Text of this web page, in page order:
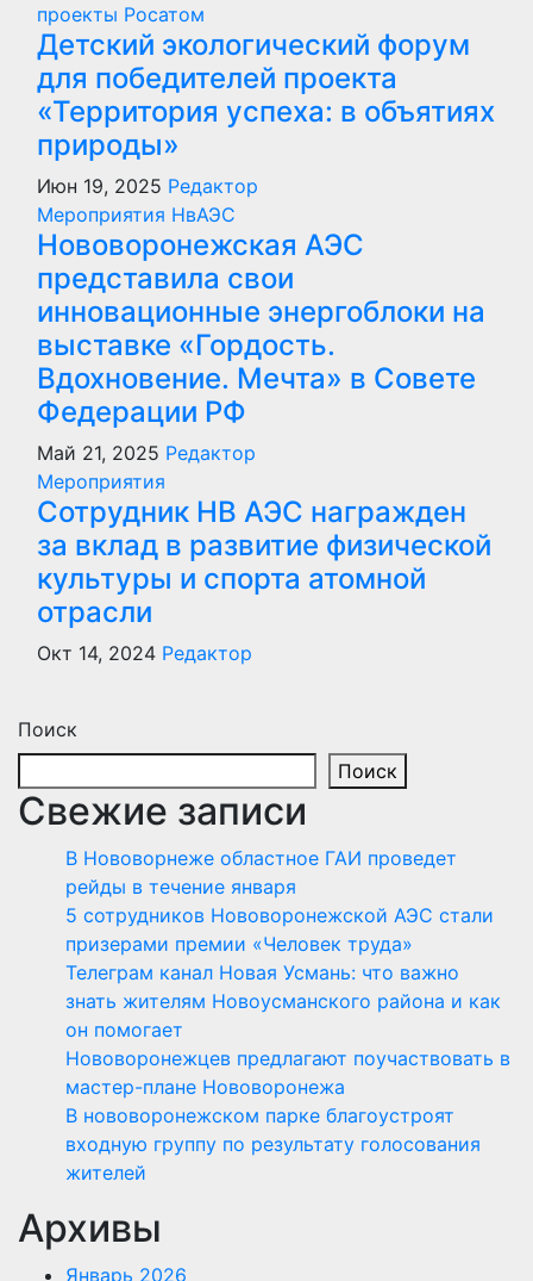
проекты Росатом
Детский экологический форум
для победителей проекта
«Территория успеха: в объятиях
природы»
Июн 19, 2025 Редактор
Мероприятия НвАЭС
Нововоронежская АЭС
представила свои
инновационные энергоблоки на
выставке «Гордость.
Вдохновение. Мечта» в Совете
Федерации РФ
Май 21, 2025 Редактор
Мероприятия
Сотрудник НВ АЭС награжден
за вклад в развитие физической
культуры и спорта атомной
отрасли
Окт 14, 2024 Редактор
Поиск
Поиск
Свежие записи
В Нововорнеже областное ГАИ проведет
рейды в течение января
5 сотрудников Нововоронежской АЭС стали
призерами премии «Человек труда»
Телеграм канал Новая Усмань: что важно
знать жителям Новоусманского района и как
он помогает
Нововоронежцев предлагают поучаствовать в
мастер-плане Нововоронежа
В нововоронежском парке благоустроят
входную группу по результату голосования
жителей
Архивы
Январь 2026